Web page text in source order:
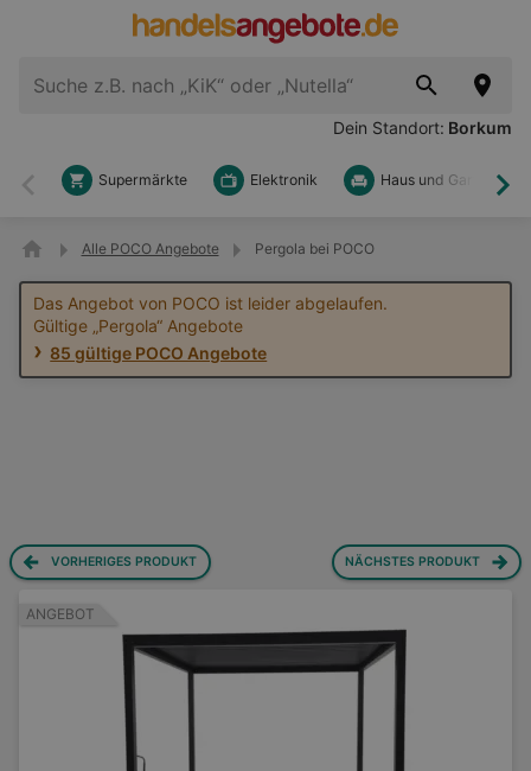
Dein Standort: Borkum
Zurück
Supermärkte Elektronik Haus und Garten
Alle POCO Angebote Pergola bei POCO
Das Angebot von POCO ist leider abgelaufen.
Gültige „Pergola“ Angebote
85 gültige POCO Angebote
VORHERIGES PRODUKT NÄCHSTES PRODUKT
ANGEBOT